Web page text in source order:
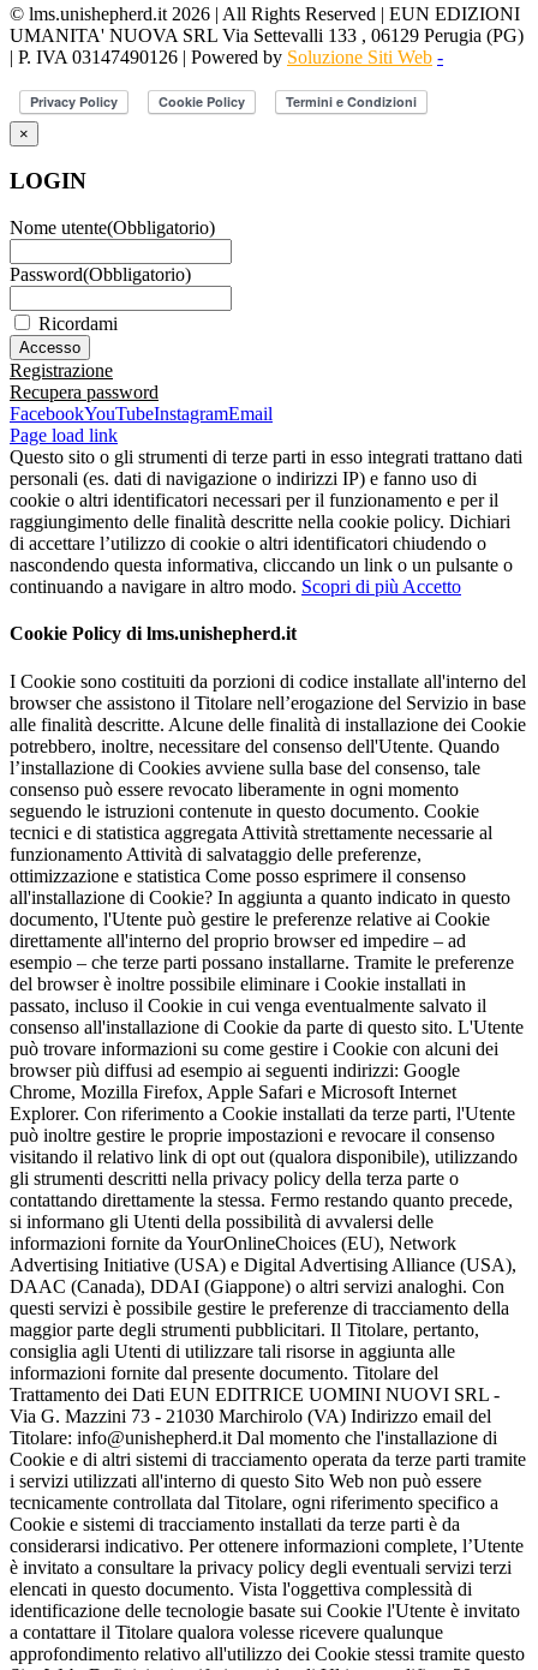
© lms.unishepherd.it 2026 | All Rights Reserved | EUN EDIZIONI
UMANITA' NUOVA SRL Via Settevalli 133 , 06129 Perugia (PG)
| P. IVA 03147490126 | Powered by Soluzione Siti Web -
×
LOGIN
Nome utente(Obbligatorio)
Password(Obbligatorio)
Ricordami
Registrazione
Recupera password
FacebookYouTubeInstagramEmail
Page load link
Questo sito o gli strumenti di terze parti in esso integrati trattano dati
personali (es. dati di navigazione o indirizzi IP) e fanno uso di
cookie o altri identificatori necessari per il funzionamento e per il
raggiungimento delle finalità descritte nella cookie policy. Dichiari
di accettare l’utilizzo di cookie o altri identificatori chiudendo o
nascondendo questa informativa, cliccando un link o un pulsante o
continuando a navigare in altro modo. Scopri di più Accetto
Cookie Policy di lms.unishepherd.it
I Cookie sono costituiti da porzioni di codice installate all'interno del
browser che assistono il Titolare nell’erogazione del Servizio in base
alle finalità descritte. Alcune delle finalità di installazione dei Cookie
potrebbero, inoltre, necessitare del consenso dell'Utente. Quando
l’installazione di Cookies avviene sulla base del consenso, tale
consenso può essere revocato liberamente in ogni momento
seguendo le istruzioni contenute in questo documento. Cookie
tecnici e di statistica aggregata Attività strettamente necessarie al
funzionamento Attività di salvataggio delle preferenze,
ottimizzazione e statistica Come posso esprimere il consenso
all'installazione di Cookie? In aggiunta a quanto indicato in questo
documento, l'Utente può gestire le preferenze relative ai Cookie
direttamente all'interno del proprio browser ed impedire – ad
esempio – che terze parti possano installarne. Tramite le preferenze
del browser è inoltre possibile eliminare i Cookie installati in
passato, incluso il Cookie in cui venga eventualmente salvato il
consenso all'installazione di Cookie da parte di questo sito. L'Utente
può trovare informazioni su come gestire i Cookie con alcuni dei
browser più diffusi ad esempio ai seguenti indirizzi: Google
Chrome, Mozilla Firefox, Apple Safari e Microsoft Internet
Explorer. Con riferimento a Cookie installati da terze parti, l'Utente
può inoltre gestire le proprie impostazioni e revocare il consenso
visitando il relativo link di opt out (qualora disponibile), utilizzando
gli strumenti descritti nella privacy policy della terza parte o
contattando direttamente la stessa. Fermo restando quanto precede,
si informano gli Utenti della possibilità di avvalersi delle
informazioni fornite da YourOnlineChoices (EU), Network
Advertising Initiative (USA) e Digital Advertising Alliance (USA),
DAAC (Canada), DDAI (Giappone) o altri servizi analoghi. Con
questi servizi è possibile gestire le preferenze di tracciamento della
maggior parte degli strumenti pubblicitari. Il Titolare, pertanto,
consiglia agli Utenti di utilizzare tali risorse in aggiunta alle
informazioni fornite dal presente documento. Titolare del
Trattamento dei Dati EUN EDITRICE UOMINI NUOVI SRL -
Via G. Mazzini 73 - 21030 Marchirolo (VA) Indirizzo email del
Titolare: info@unishepherd.it Dal momento che l'installazione di
Cookie e di altri sistemi di tracciamento operata da terze parti tramite
i servizi utilizzati all'interno di questo Sito Web non può essere
tecnicamente controllata dal Titolare, ogni riferimento specifico a
Cookie e sistemi di tracciamento installati da terze parti è da
considerarsi indicativo. Per ottenere informazioni complete, l’Utente
è invitato a consultare la privacy policy degli eventuali servizi terzi
elencati in questo documento. Vista l'oggettiva complessità di
identificazione delle tecnologie basate sui Cookie l'Utente è invitato
a contattare il Titolare qualora volesse ricevere qualunque
approfondimento relativo all'utilizzo dei Cookie stessi tramite questo